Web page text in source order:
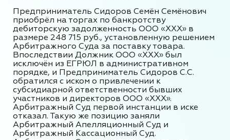
Предприниматель Сидоров Семён Семёнович
приобрёл на торгах по банкротству
дебиторскую задолженность ООО «ХХХ» в
размере 248 715 руб., установленную решением
Арбитражного Суда за поставку товара.
Впоследствии Должник ООО «ХХХ» был
исключён из ЕГРЮЛ в административном
порядке, и Предприниматель Сидоров С.С.
обратился с иском о привлечении к
субсидиарной ответственности бывших
участников и директоров ООО «ХХХ».
Арбитражный Суд первой инстанции в иске
отказал. Такую же позицию заняли
Арбитражный Апелляционный Суд и
Арбитражный Кассационный Суд.